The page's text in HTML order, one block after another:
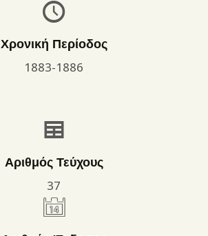
Χρονική Περίοδος
1883-1886
Αριθμός Τεύχους
37